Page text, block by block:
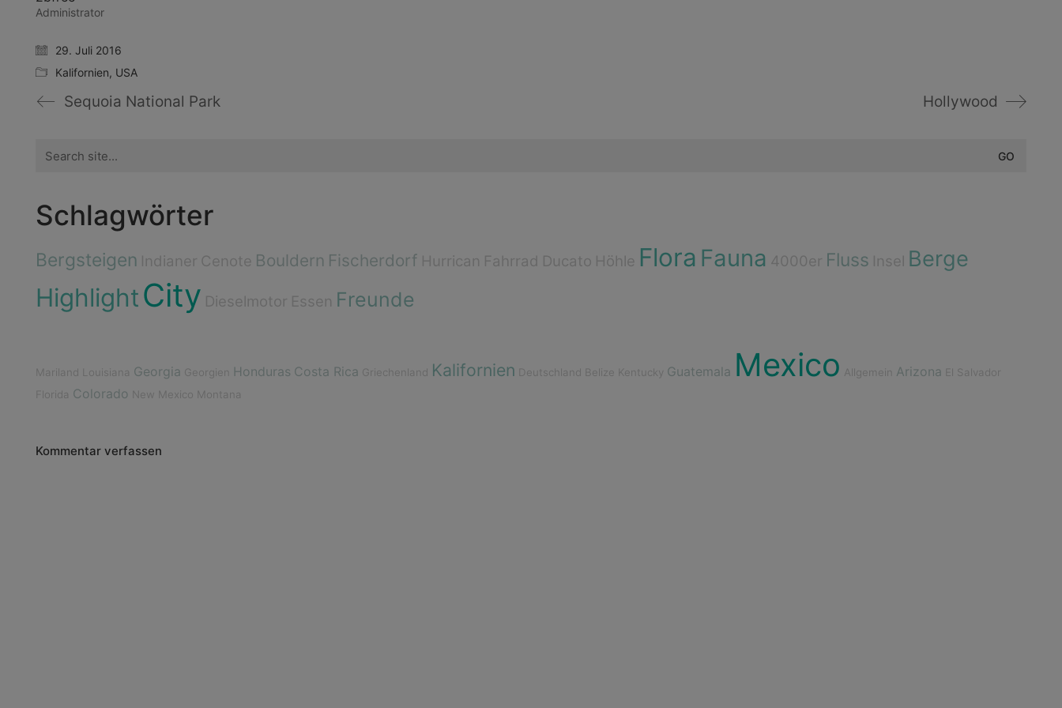
Administrator
29. Juli 2016
Kalifornien, USA
Sequoia National Park Hollywood
for:
Schlagwörter
Bergsteigen Indianer Cenote Bouldern Fischerdorf Hurrican Fahrrad Ducato Höhle Flora Fauna 4000er Fluss Insel Berge
HighlightCity Dieselmotor Essen Freunde
Mariland Louisiana Georgia Georgien Honduras Costa Rica Griechenland Kalifornien Deutschland Belize Kentucky Guatemala Mexico Allgemein Arizona El Salvador
Florida Colorado New Mexico Montana
Kommentar verfassen